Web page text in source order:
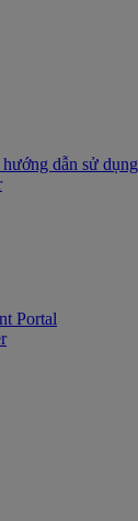
dẫn sử dụng
Portal